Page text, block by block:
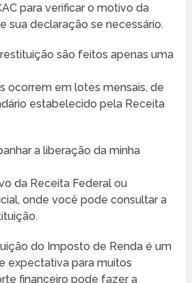
para verificar o motivo da
sua declaração se necessário.
são feitos apenas uma
ocorrem em lotes mensais, de
estabelecido pela Receita
a liberação da minha
da Receita Federal ou
onde você pode consultar a
do Imposto de Renda é um
expectativa para muitos
financeiro pode fazer a